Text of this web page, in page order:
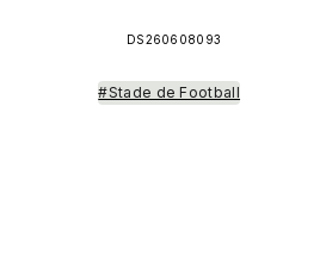
DS260608093
#Stade de Football